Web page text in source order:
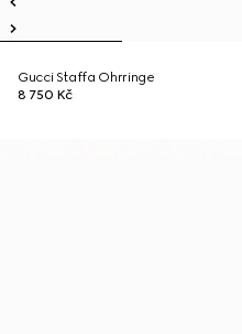
Gucci Staffa Ohrringe
8 750 Kč